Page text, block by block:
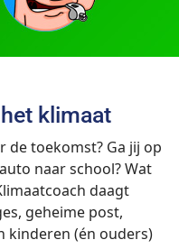
klimaat
de toekomst? Ga jij op
naar school? Wat
daagt
geheime post,
kinderen (én ouders)